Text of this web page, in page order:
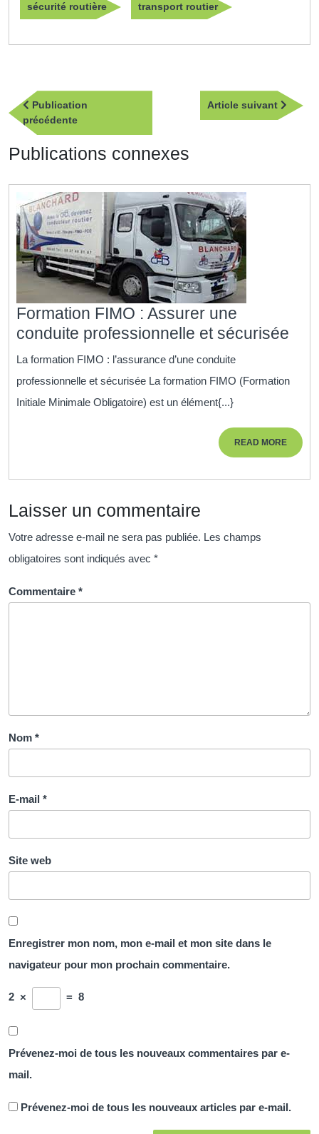
sécurité routière transport routier
Navigation
de
l’article
Publication
précédentePublication
précédente
Article suivant
Article
Publications connexes
Formation FIMO : Assurer une
conduite professionnelle et sécurisée
La formation FIMO : l’assurance d’une conduite
professionnelle et sécurisée La formation FIMO (Formation
Initiale Minimale Obligatoire) est un élément{...}
READ MOREREAD
MORE
Laisser un commentaire
Votre adresse e-mail ne sera pas publiée. Les champs
obligatoires sont indiqués avec *
Commentaire *
Nom *
E-mail *
Site web
Enregistrer mon nom, mon e-mail et mon site dans le
navigateur pour mon prochain commentaire.
2 × = 8
Prévenez-moi de tous les nouveaux commentaires par e-
mail.
Prévenez-moi de tous les nouveaux articles par e-mail.